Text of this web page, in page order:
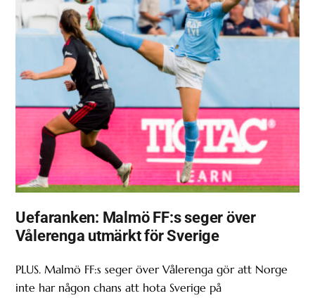
Uefaranken: Malmö FF:s seger över
Vålerenga utmärkt för Sverige
PLUS. Malmö FF:s seger över Vålerenga gör att Norge
inte har någon chans att hota Sverige på